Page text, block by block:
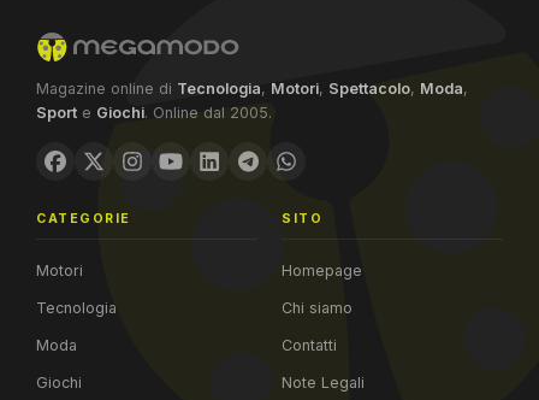
Magazine online di Tecnologia, Motori, Spettacolo, Moda,
Sport e Giochi. Online dal 2005.
CATEGORIE
Motori
Tecnologia
Moda
Giochi
SITO
Homepage
Chi siamo
Contatti
Note Legali